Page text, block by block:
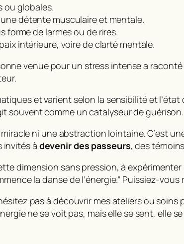
ou globales.
détente musculaire et mentale.
forme de larmes ou de rires.
intérieure, voire de clarté mentale.
venue pour un stress intense a
et varient selon la sensibilité et
souvent comme un catalyseur de guérison.
miracle ni une abstraction lointaine. C’est
invités à devenir des passeurs, des
dimension sans pression, à
la danse de l’énergie.” Puissiez-vous
pas à découvrir mes ateliers ou
ne se voit pas, mais elle se sent, elle